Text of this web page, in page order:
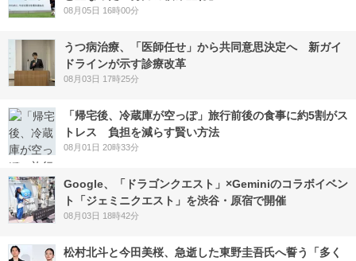
08月05日 16時00分
うつ病治療、「医師任せ」から共同意思決定へ 新ガイ
ドラインが示す診療改革
08月03日 17時25分
「帰宅後、冷蔵庫が空っぽ」旅行前後の食事に約5割がス
トレス 負担を減らす賢い方法
08月01日 20時33分
Google、「ドラゴンクエスト」×Geminiのコラボイベン
ト「ジェミニクエスト」を渋谷・原宿で開催
08月03日 18時42分
松村北斗と今田美桜、急逝した東野圭吾氏へ誓う「多く